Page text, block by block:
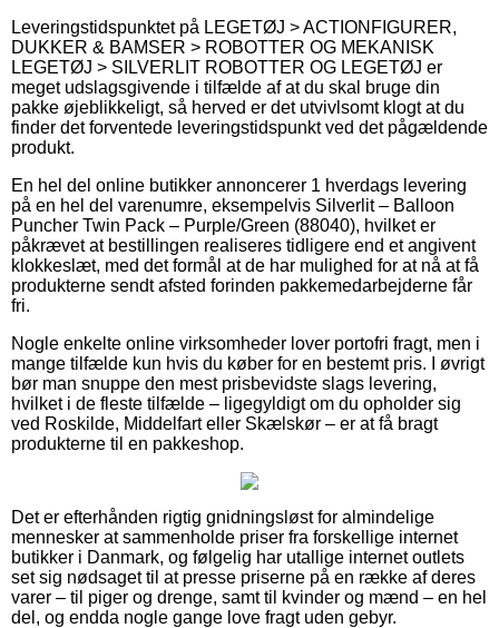
Leveringstidspunktet på LEGETØJ > ACTIONFIGURER,
DUKKER & BAMSER > ROBOTTER OG MEKANISK
LEGETØJ > SILVERLIT ROBOTTER OG LEGETØJ er
meget udslagsgivende i tilfælde af at du skal bruge din
pakke øjeblikkeligt, så herved er det utvivlsomt klogt at du
finder det forventede leveringstidspunkt ved det pågældende
produkt.
En hel del online butikker annoncerer 1 hverdags levering
på en hel del varenumre, eksempelvis Silverlit – Balloon
Puncher Twin Pack – Purple/Green (88040), hvilket er
påkrævet at bestillingen realiseres tidligere end et angivent
klokkeslæt, med det formål at de har mulighed for at nå at få
produkterne sendt afsted forinden pakkemedarbejderne får
fri.
Nogle enkelte online virksomheder lover portofri fragt, men i
mange tilfælde kun hvis du køber for en bestemt pris. I øvrigt
bør man snuppe den mest prisbevidste slags levering,
hvilket i de fleste tilfælde – ligegyldigt om du opholder sig
ved Roskilde, Middelfart eller Skælskør – er at få bragt
produkterne til en pakkeshop.
Det er efterhånden rigtig gnidningsløst for almindelige
mennesker at sammenholde priser fra forskellige internet
butikker i Danmark, og følgelig har utallige internet outlets
set sig nødsaget til at presse priserne på en række af deres
varer – til piger og drenge, samt til kvinder og mænd – en hel
del, og endda nogle gange love fragt uden gebyr.